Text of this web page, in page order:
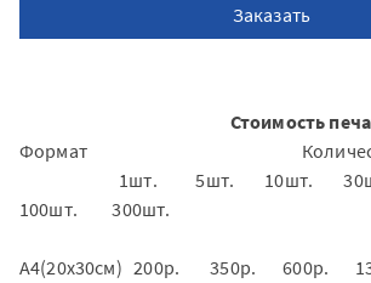
Заказать
Стоимость
Формат
1шт. 5шт. 10шт.
100шт. 300шт.
А4(20х30см) 200р. 350р. 600р.